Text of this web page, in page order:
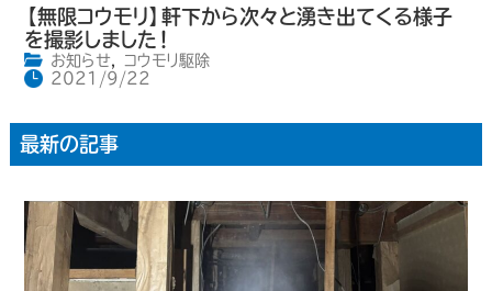
【無限コウモリ】軒下から次々と湧き出てくる様子
を撮影しました！
お知らせ,
コウモリ駆除
2021/9/22
最新の記事